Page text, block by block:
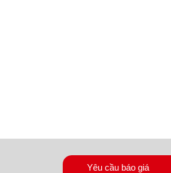
Yêu cầu báo giá